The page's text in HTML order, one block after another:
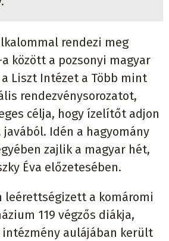
rendezi meg
között a pozsonyi magyar
Liszt Intézet a Több mint
rendezvénysorozatot,
célja, hogy ízelítőt adjon
Idén a hagyomány
zajlik a magyar hét,
Éva előzetesében.
leérettségizett a komáromi
119 végzős diákja,
aulájában került